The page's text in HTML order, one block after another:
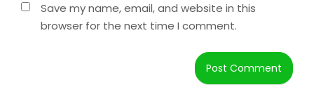
Save my name, email, and website in this
browser for the next time I comment.